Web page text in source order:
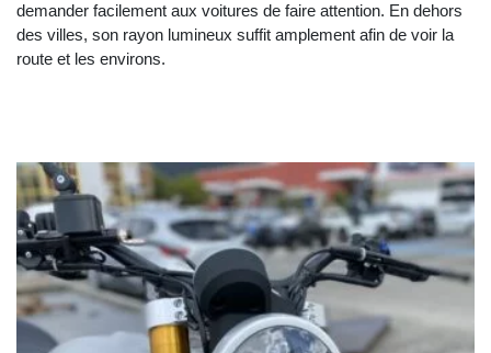
demander facilement aux voitures de faire attention. En dehors
des villes, son rayon lumineux suffit amplement afin de voir la
route et les environs.